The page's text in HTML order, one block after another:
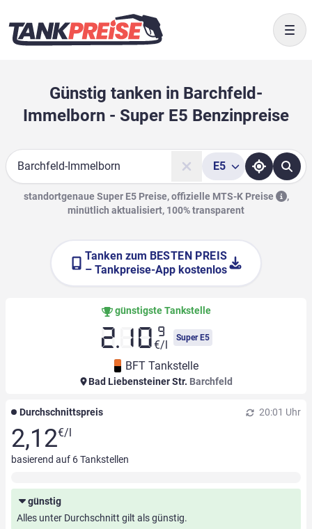
Günstig tanken in Barchfeld-
Immelborn - Super E5 Benzinpreise
Suche
E5
standortgenaue Super E5 Preise, offizielle MTS-K Preise
,
minütlich aktualisiert, 100% transparent
Tanken zum BESTEN PREIS
– Tankpreise-App kostenlos
günstigste Tankstelle
2.10 9
€/l
Super E5
BFT Tankstelle
Bad Liebensteiner Str. Barchfeld
Durchschnittspreis 20:01 Uhr
2,12€/l
basierend auf 6Tankstellen
günstig
Alles unter Durchschnitt gilt als günstig.